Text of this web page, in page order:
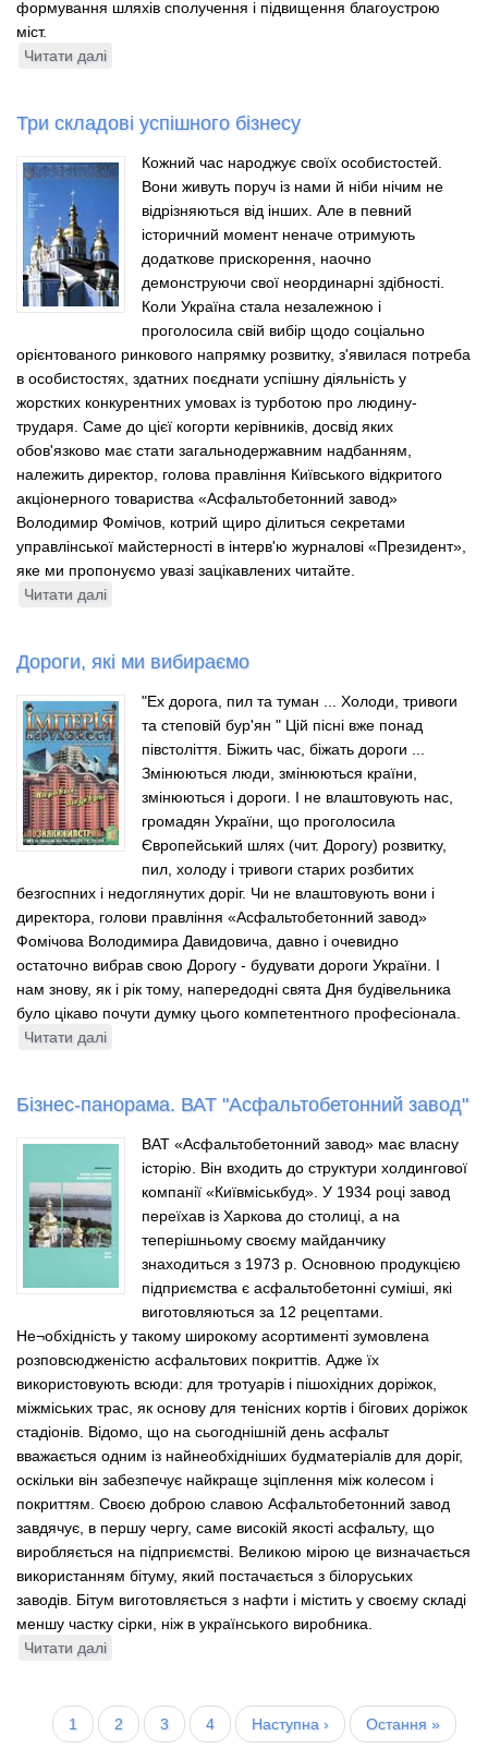
формування шляхів сполучення і підвищення благоустрою
міст.
Читати далі
і
Три складові успішного бізнесу
Кожний час народжує своїх особистостей.
Вони живуть поруч із нами й ніби нічим не
відрізняються від інших. Але в певний
історичний момент неначе отримують
додаткове прискорення, наочно
демонструючи свої неординарні здібності.
Коли Україна стала незалежною і
проголосила свій вибір щодо соціально
орієнтованого ринкового напрямку розвитку, з'явилася потреба
в особистостях, здатних поєднати успішну діяльність у
жорстких конкурентних умовах із турботою про людину-
трударя. Саме до цієї когорти керівників, досвід яких
обов'язково має стати загальнодержавним надбанням,
належить директор, голова правління Київського відкритого
акціонерного товариства «Асфальтобетонний завод»
Володимир Фомічов, котрий щиро ділиться секретами
управлінської майстерності в інтерв'ю журналові «Президент»,
яке ми пропонуємо увазі зацікавлених читайте.
Читати далі
успішного
Дороги, які ми вибираємо
"Ех дорога, пил та туман ... Холоди, тривоги
та степовій бур'ян " Цій пісні вже понад
півстоліття. Біжить час, біжать дороги ...
Змінюються люди, змінюються країни,
змінюються і дороги. І не влаштовують нас,
громадян України, що проголосила
Європейський шлях (чит. Дорогу) розвитку,
пил, холоду і тривоги старих розбитих
безгоспних і недоглянутих доріг. Чи не влаштовують вони і
директора, голови правління «Асфальтобетонний завод»
Фомічова Володимира Давидовича, давно і очевидно
остаточно вибрав свою Дорогу - будувати дороги України. І
нам знову, як і рік тому, напередодні свята Дня будівельника
було цікаво почути думку цього компетентного професіонала.
Читати далі
ми
Бізнес-панорама. ВАТ "Асфальтобетонний завод"
ВАТ «Асфальтобетонний завод» має власну
історію. Він входить до структури холдингової
компанії «Київміськбуд». У 1934 році завод
переїхав із Харкова до столиці, а на
теперішньому своєму майданчику
знаходиться з 1973 р. Основною продукцією
підприємства є асфальтобетонні суміші, які
виготовляються за 12 рецептами.
Не¬обхідність у такому широкому асортименті зумовлена
розповсюдженістю асфальтових покриттів. Адже їх
використовують всюди: для тротуарів і пішохідних доріжок,
міжміських трас, як основу для тенісних кортів і бігових доріжок
стадіонів. Відомо, що на сьогоднішній день асфальт
вважається одним із найнеобхідніших будматеріалів для доріг,
оскільки він забезпечує найкраще зціплення між колесом і
покриттям. Своєю доброю славою Асфальтобетонний завод
завдячує, в першу чергу, саме високій якості асфальту, що
виробляється на підприємстві. Великою мірою це визначається
використанням бітуму, який постачається з білоруських
заводів. Бітум виготовляється з нафти і містить у своєму складі
меншу частку сірки, ніж в українського виробника.
Читати далі
ВАТ
"Асфальтобетонний
Розбивка
сторінки
Поточна
сторінка
1 Page
2 Page
3 Page
4
Наступна
сторінка
Наступна ›
Остання
сторінка
Остання »